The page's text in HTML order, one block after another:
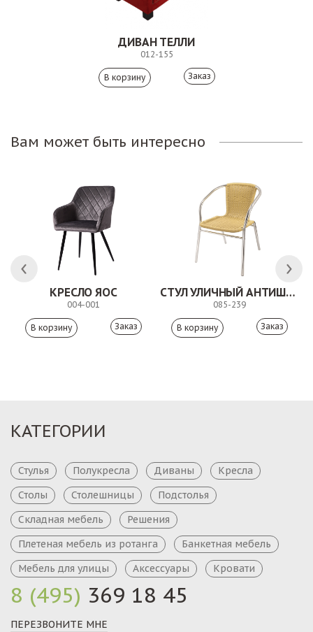
ДИВАН ТЕЛЛИ
012-155
Заказ
Вам может быть интересно
КРЕСЛО ЯОС
004-001
Заказ
СТУЛ УЛИЧНЫЙ АНТИШОН
085-239
Заказ
8 (495) 369 18 45
ПЕРЕЗВОНИТЕ МНЕ
КАТЕГОРИИ
Стулья Полукресла Диваны
Кресла
Столы
Столешницы
Подстолья
Складная мебель
Решения
Плетеная мебель из ротанга
Банкетная мебель
Мебель для улицы
Аксессуары Кровати